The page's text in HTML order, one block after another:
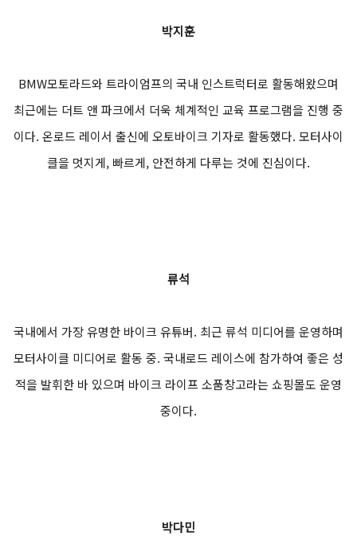
박지훈
BMW모토라드와 트라이엄프의 국내 인스트럭터로 활동해왔으며
최근에는 더트 앤 파크에서 더욱 체계적인 교육 프로그램을 진행 중
이다. 온로드 레이서 출신에 오토바이크 기자로 활동했다. 모터사이
클을 멋지게, 빠르게, 안전하게 다루는 것에 진심이다.
류석
국내에서 가장 유명한 바이크 유튜버. 최근 류석 미디어를 운영하며
모터사이클 미디어로 활동 중. 국내로드 레이스에 참가하여 좋은 성
적을 발휘한 바 있으며 바이크 라이프 소품창고라는 쇼핑몰도 운영
중이다.
박다민